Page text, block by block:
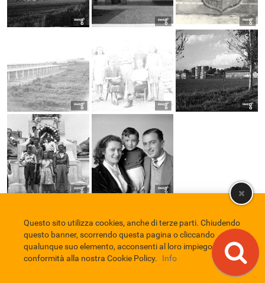
Comune di Eboli Servizio Bibliotecario Nazionale
Privacy policy
Credits
EBAD
Questo sito utilizza cookies, anche di terze parti. Chiudendo
questo banner, scorrendo questa pagina o cliccando
qualunque suo elemento, acconsenti al loro impiego in
conformità alla nostra Cookie Policy.
Info